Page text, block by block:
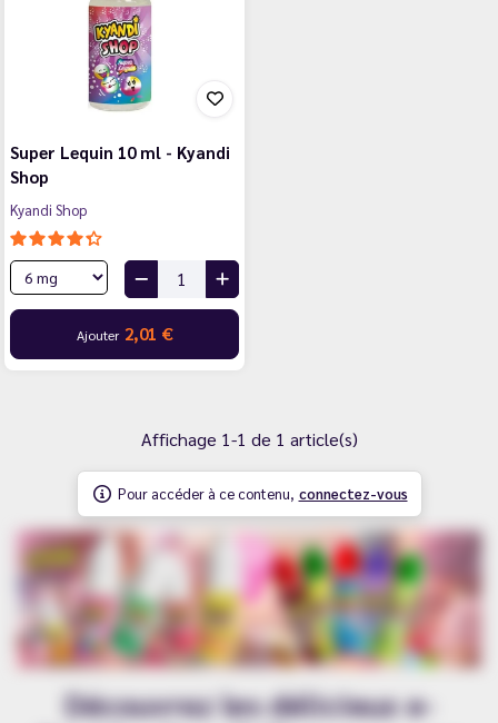
Super Lequin 10 ml - Kyandi
Shop
Kyandi Shop
Ajouter 2,01 €
Affichage 1-1 de 1 article(s)
Pour accéder à ce contenu, connectez-vous
Découvrez les délicieux e-